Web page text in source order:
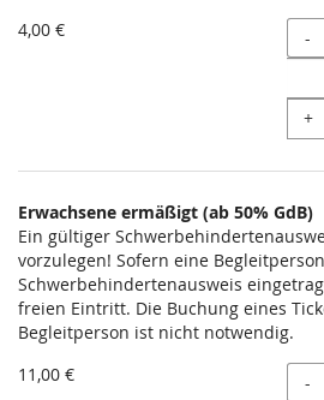
4,00 €
-
+
Erwachsene ermäßigt (ab 50% GdB)
Ein gültiger
vorzulegen! Sofern eine
Schwerbehindertenausweis
freien Eintritt. Die Buchung eines
Begleitperson ist nicht notwendig.
11,00 €
-